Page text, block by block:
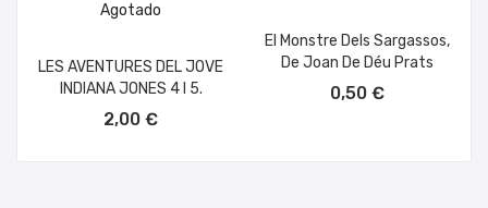
Agotado
LES AVENTURES DEL JOVE
INDIANA JONES 4 I 5.
2,00 €
El Monstre Dels Sargassos,
De Joan De Déu Prats
0,50 €